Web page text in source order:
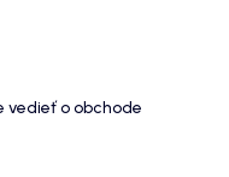
vedieť o obchode